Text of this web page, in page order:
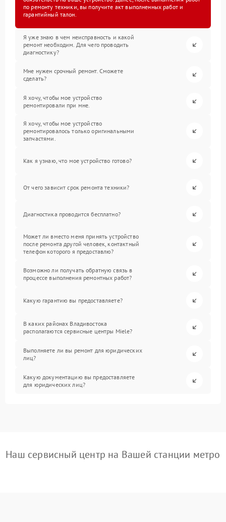
по ремонту техники, вы получите акт выполненных работ и
гарантийный талон.
Я уже знаю в чем неисправность и какой
ремонт необходим. Для чего проводить
диагностику?
Мне нужен срочный ремонт. Сможете
сделать?
Я хочу, чтобы мое устройство
ремонтировали при мне.
Я хочу, чтобы мое устройство
ремонтировалось только оригинальными
запчастями.
Как я узнаю, что мое устройство готово?
От чего зависит срок ремонта техники?
Диагностика проводится бесплатно?
Может ли вместо меня принять устройство
после ремонта другой человек, контактный
телефон которого я предоставлю?
Возможно ли получать обратную связь в
процессе выполнения ремонтных работ?
Какую гарантию вы предоставляете?
В каких районах Владивостока
располагаются сервисные центры Miele?
Выполняете ли вы ремонт для юридических
лиц?
Какую документацию вы предоставляете
для юридических лиц?
Наш сервисный центр на Вашей станции метро